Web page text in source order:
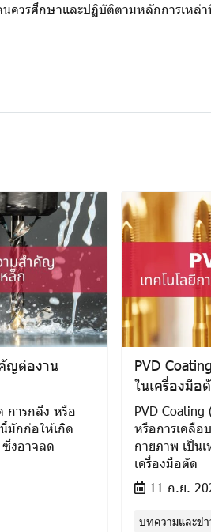
ควรศึกษาและปฏิบัติตามหลักการเหล่า
ญต่องาน
การกลึง หรือ
นี้มักก่อให้เกิด
ซึ่งอาจลด
PVD
ในเครื่องมือ
PVD Coating
หรือการเคลือ
กายภาพ เป็น
เครื่องมือตัด
11 ก.ย.
บทความและข่า